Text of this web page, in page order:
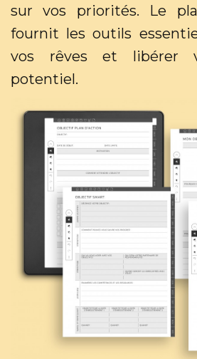
sur vos priorités. Le
fournit les outils
vos rêves et libérer
potentiel.